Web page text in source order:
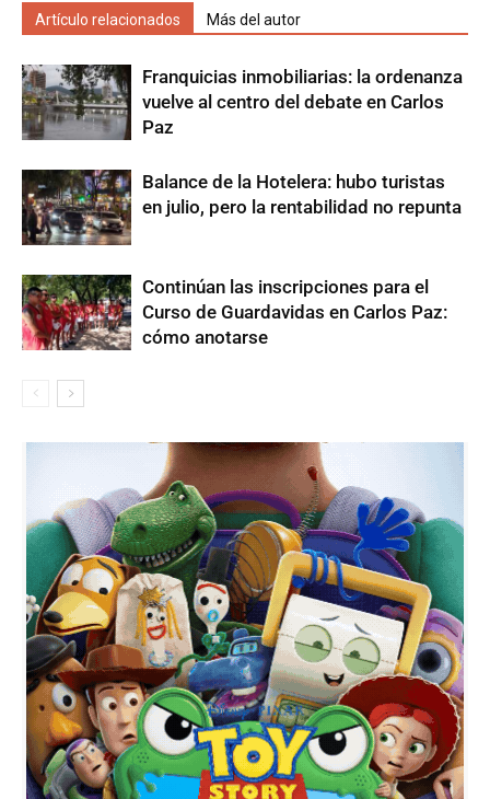
Artículo relacionados Más del autor
Franquicias inmobiliarias: la ordenanza
vuelve al centro del debate en Carlos
Paz
Balance de la Hotelera: hubo turistas
en julio, pero la rentabilidad no repunta
Continúan las inscripciones para el
Curso de Guardavidas en Carlos Paz:
cómo anotarse